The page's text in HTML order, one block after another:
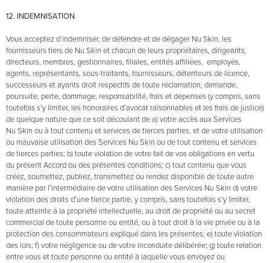
12. INDEMNISATION
Vous acceptez d’indemniser, de défendre et de dégager Nu Skin, les
fournisseurs tiers de Nu Skin et chacun de leurs propriétaires, dirigeants,
directeurs, membres, gestionnaires, filiales, entités affiliées, employés,
agents, représentants, sous-traitants, fournisseurs, détenteurs de licence,
successeurs et ayants droit respectifs de toute réclamation, demande,
poursuite, perte, dommage, responsabilité, frais et dépenses (y compris, sans
toutefois s’y limiter, les honoraires d’avocat raisonnables et les frais de justice)
de quelque nature que ce soit découlant de a) votre accès aux Services
Nu Skin ou à tout contenu et services de tierces parties, et de votre utilisation
ou mauvaise utilisation des Services Nu Skin ou de tout contenu et services
de tierces parties; b) toute violation de votre fait de vos obligations en vertu
du présent Accord ou des présentes conditions; c) tout contenu que vous
créez, soumettez, publiez, transmettez ou rendez disponible de toute autre
manière par l’intermédiaire de votre utilisation des Services Nu Skin d) votre
violation des droits d’une tierce partie, y compris, sans toutefois s’y limiter,
toute atteinte à la propriété intellectuelle, au droit de propriété ou au secret
commercial de toute personne ou entité, ou à tout droit à la vie privée ou à la
protection des consommateurs expliqué dans les présentes; e) toute violation
des lois; f) votre négligence ou de votre inconduite délibérée; g) toute relation
entre vous et toute personne ou entité à laquelle vous envoyez ou